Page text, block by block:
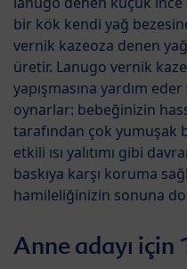
bir kök kendi yağ
vernik kazeoza denen
üretir. Lanugo vernik
yapışmasına yardım
oynarlar: bebeğinizin
tarafından çok yumuşak
etkili ısı yalıtımı gibi
baskıya karşı koruma
hamileliğinizin sonuna
Anne adayı için